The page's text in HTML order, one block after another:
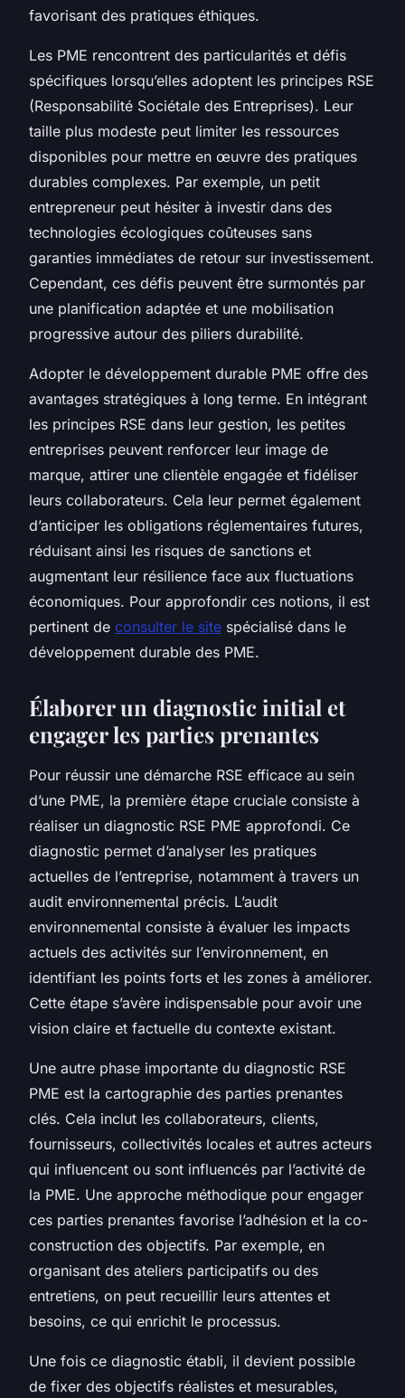
favorisant des pratiques éthiques.
Les PME rencontrent des particularités et défis
spécifiques lorsqu’elles adoptent les principes RSE
(Responsabilité Sociétale des Entreprises). Leur
taille plus modeste peut limiter les ressources
disponibles pour mettre en œuvre des pratiques
durables complexes. Par exemple, un petit
entrepreneur peut hésiter à investir dans des
technologies écologiques coûteuses sans
garanties immédiates de retour sur investissement.
Cependant, ces défis peuvent être surmontés par
une planification adaptée et une mobilisation
progressive autour des piliers durabilité.
Adopter le développement durable PME offre des
avantages stratégiques à long terme. En intégrant
les principes RSE dans leur gestion, les petites
entreprises peuvent renforcer leur image de
marque, attirer une clientèle engagée et fidéliser
leurs collaborateurs. Cela leur permet également
d’anticiper les obligations réglementaires futures,
réduisant ainsi les risques de sanctions et
augmentant leur résilience face aux fluctuations
économiques. Pour approfondir ces notions, il est
pertinent de consulter le site spécialisé dans le
développement durable des PME.
Élaborer un diagnostic initial et
engager les parties prenantes
Pour réussir une démarche RSE efficace au sein
d’une PME, la première étape cruciale consiste à
réaliser un diagnostic RSE PME approfondi. Ce
diagnostic permet d’analyser les pratiques
actuelles de l’entreprise, notamment à travers un
audit environnemental précis. L’audit
environnemental consiste à évaluer les impacts
actuels des activités sur l’environnement, en
identifiant les points forts et les zones à améliorer.
Cette étape s’avère indispensable pour avoir une
vision claire et factuelle du contexte existant.
Une autre phase importante du diagnostic RSE
PME est la cartographie des parties prenantes
clés. Cela inclut les collaborateurs, clients,
fournisseurs, collectivités locales et autres acteurs
qui influencent ou sont influencés par l’activité de
la PME. Une approche méthodique pour engager
ces parties prenantes favorise l’adhésion et la co-
construction des objectifs. Par exemple, en
organisant des ateliers participatifs ou des
entretiens, on peut recueillir leurs attentes et
besoins, ce qui enrichit le processus.
Une fois ce diagnostic établi, il devient possible
de fixer des objectifs réalistes et mesurables,